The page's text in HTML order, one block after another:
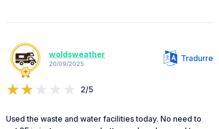
woldsweather
20/09/2025
Tradurre
2/5
Used the waste and water facilities today. No need to